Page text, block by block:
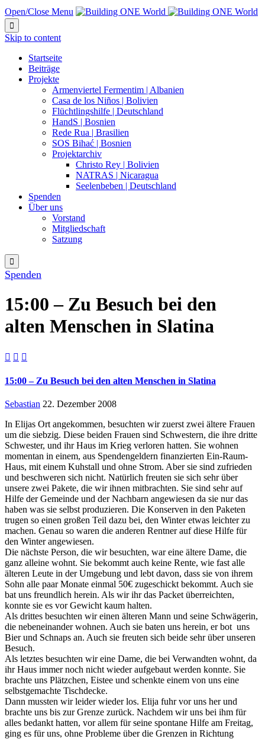
Open/Close Menu

Skip to content
Startseite
Beiträge
Projekte
Armenviertel Fermentim | Albanien
Casa de los Niños | Bolivien
Flüchtlingshilfe | Deutschland
HandS | Bosnien
Rede Rua | Brasilien
SOS Bihać | Bosnien
Projektarchiv
Christo Rey | Bolivien
NATRAS | Nicaragua
Seelenbeben | Deutschland
Spenden
Über uns
Vorstand
Mitgliedschaft
Satzung

Spenden
15:00 – Zu Besuch bei den
alten Menschen in Slatina
  
15:00 – Zu Besuch bei den alten Menschen in Slatina
Sebastian 22. Dezember 2008
In Elijas Ort angekommen, besuchten wir zuerst zwei ältere Frauen
um die siebzig. Diese beiden Frauen sind Schwestern, die ihre dritte
Schwester, und ihr Haus im Krieg verloren hatten. Sie wohnen
momentan in einem, aus Spendengeldern finanzierten Ein-Raum-
Haus, mit einem Kuhstall und ohne Strom. Aber sie sind zufrieden
und beschweren sich nicht. Natürlich freuten sie sich sehr über
unsere zwei Pakete, die wir ihnen mitbrachten. Sie sind sehr auf
Hilfe der Gemeinde und der Nachbarn angewiesen da sie nur das
haben was sie selbst produzieren. Die Konserven in den Paketen
trugen so einen großen Teil dazu bei, den Winter etwas leichter zu
machen. Genau so waren die anderen Rentner auf diese Hilfe für
den Winter angewiesen.
Die nächste Person, die wir besuchten, war eine ältere Dame, die
ganz alleine wohnt. Sie bekommt auch keine Rente, wie fast alle
älteren Leute in der Umgebung und lebt davon, dass sie von ihrem
Sohn alle paar Monate einmal 50€ zugeschickt bekommt. Auch sie
bat uns freundlich herein. Als wir ihr das Packet überreichten,
konnte sie es vor Gewicht kaum halten.
Als drittes besuchten wir einen älteren Mann und seine Schwägerin,
die nebeneinander wohnen. Auch sie baten uns herein, er bot uns
Bier und Schnaps an. Auch sie freuten sich beide sehr über unseren
Besuch.
Als letztes besuchten wir eine Dame, die bei Verwandten wohnt, da
ihr Haus immer noch nicht wieder aufgebaut werden konnte. Sie
brachte uns Plätzchen, Eistee und schenkte einem von uns eine
selbstgemachte Tischdecke.
Dann mussten wir leider wieder los. Elija fuhr vor uns her und
brachte uns bis zur Grenze zurück. Nachdem wir uns bei ihm für
alles bedankt hatten, vor allem für seine spontane Hilfe am Freitag,
ging es für uns, ohne Probleme über die Grenzen in Richtung